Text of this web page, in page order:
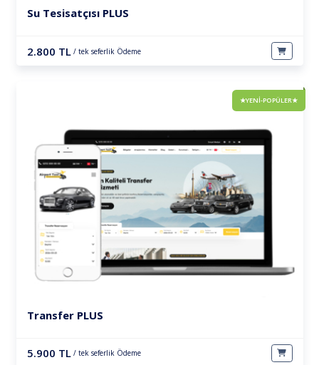
Su Tesisatçısı PLUS
2.800 TL / tek seferlik Ödeme
★YENİ-POPÜLER★
Transfer PLUS
5.900 TL / tek seferlik Ödeme